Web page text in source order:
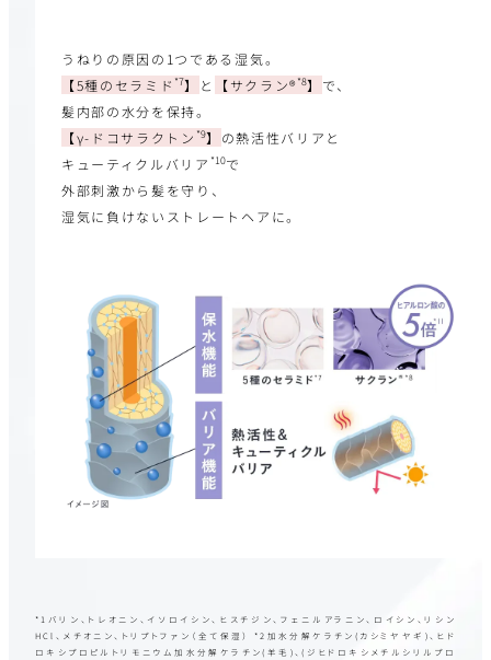
うねりの原因の1つである湿気。
【5種のセラミド *7】 と 【サクラン® *8】 で、
髪内部の水分を保持。
【γ-ドコサラクトン *9】 の熱活性バリアと
キューティクルバリア *10で
外部刺激から髪を守り、
湿気に負けないストレートヘアに。
*1バリン、トレオニン、イソロイシン、ヒスチジン、フェニルアラニン、ロイシン、リシン
HCl、メチオニン、トリプトファン（全て保湿） *2加水分解ケラチン(カシミヤヤギ)、ヒド
ロキシプロピルトリモニウム加水分解ケラチン(羊毛)、(ジヒドロキシメチルシリルプロ